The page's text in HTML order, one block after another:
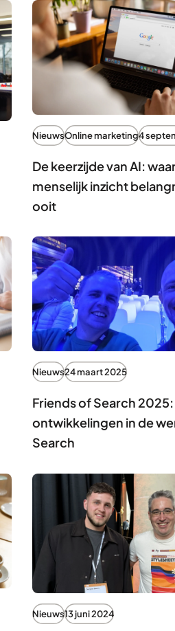
NieuwsOnline marketing4
De keerzijde van AI:
menselijk inzicht
ooit
Nieuws24 maart 2025
Friends of Search 2025:
ontwikkelingen in de
Search
Nieuws13 juni 2024